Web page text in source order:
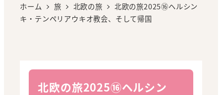
ホーム 旅 北欧の旅
北欧の旅2025⑯ヘルシン
キ・テンペリアウキオ教会、そして帰国
北欧の旅2025⑯ヘルシン